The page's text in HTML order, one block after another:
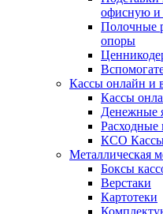
офисную и
Полочные
опоры
Кассы онлайн и
Кассы
Денежные
КСО Кассы
Металлическая
Боксы
Верстаки
Картотеки